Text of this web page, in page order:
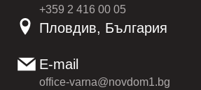
+359 2 416 00 05
Пловдив, България
E-mail
office-varna@novdom1.bg